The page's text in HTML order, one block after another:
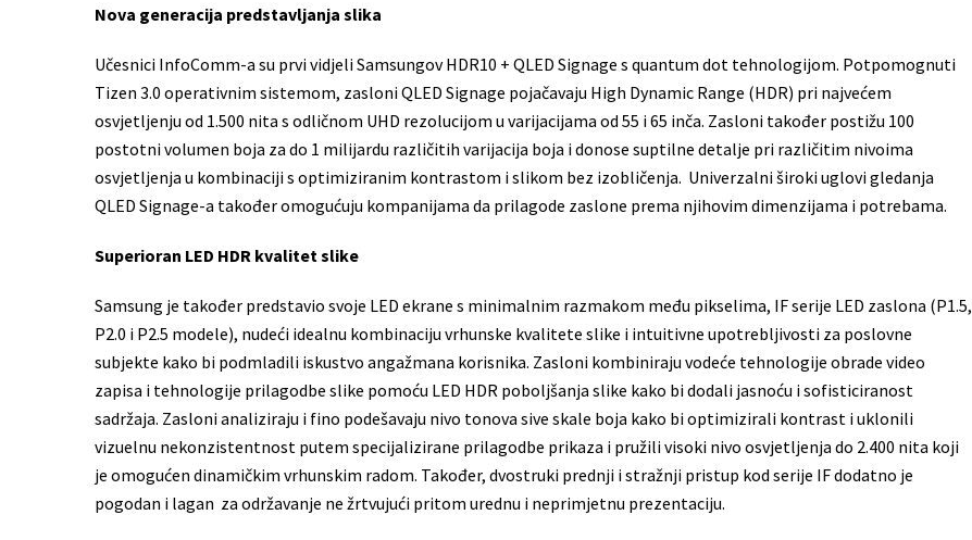
Nova generacija predstavljanja slika
Učesnici InfoComm-a su prvi vidjeli Samsungov HDR10 + QLED Signage s quantum dot tehnologijom. Potpomognuti
Tizen 3.0 operativnim sistemom, zasloni QLED Signage pojačavaju High Dynamic Range (HDR) pri najvećem
osvjetljenju od 1.500 nita s odličnom UHD rezolucijom u varijacijama od 55 i 65 inča. Zasloni također postižu 100
postotni volumen boja za do 1 milijardu različitih varijacija boja i donose suptilne detalje pri različitim nivoima
osvjetljenja u kombinaciji s optimiziranim kontrastom i slikom bez izobličenja. Univerzalni široki uglovi gledanja
QLED Signage-a također omogućuju kompanijama da prilagode zaslone prema njihovim dimenzijama i potrebama.
Superioran LED HDR kvalitet slike
Samsung je također predstavio svoje LED ekrane s minimalnim razmakom među pikselima, IF serije LED zaslona (P1.5,
P2.0 i P2.5 modele), nudeći idealnu kombinaciju vrhunske kvalitete slike i intuitivne upotrebljivosti za poslovne
subjekte kako bi podmladili iskustvo angažmana korisnika. Zasloni kombiniraju vodeće tehnologije obrade video
zapisa i tehnologije prilagodbe slike pomoću LED HDR poboljšanja slike kako bi dodali jasnoću i sofisticiranost
sadržaja. Zasloni analiziraju i fino podešavaju nivo tonova sive skale boja kako bi optimizirali kontrast i uklonili
vizuelnu nekonzistentnost putem specijalizirane prilagodbe prikaza i pružili visoki nivo osvjetljenja do 2.400 nita koji
je omogućen dinamičkim vrhunskim radom. Također, dvostruki prednji i stražnji pristup kod serije IF dodatno je
pogodan i lagan za održavanje ne žrtvujući pritom urednu i neprimjetnu prezentaciju.